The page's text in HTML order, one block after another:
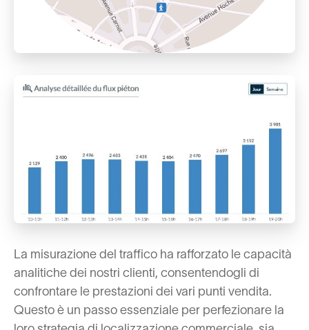
La misurazione del traffico ha rafforzato le capacità
analitiche dei nostri clienti, consentendogli di
confrontare le prestazioni dei vari punti vendita.
Questo è un passo essenziale per perfezionare la